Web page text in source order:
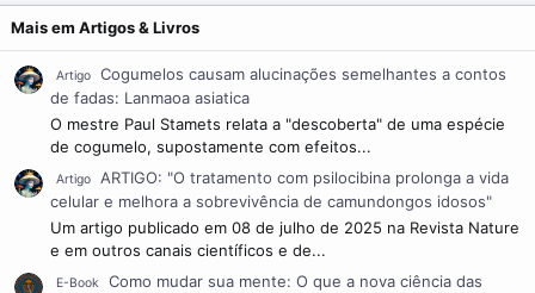
Mais em Artigos & Livros
Artigo
Cogumelos causam alucinações semelhantes a contos
de fadas: Lanmaoa asiatica
O mestre Paul Stamets relata a "descoberta" de uma espécie
de cogumelo, supostamente com efeitos...
Artigo
ARTIGO: "O tratamento com psilocibina prolonga a vida
celular e melhora a sobrevivência de camundongos idosos"
Um artigo publicado em 08 de julho de 2025 na Revista Nature
e em outros canais científicos e de...
E-Book
Como mudar sua mente: O que a nova ciência das